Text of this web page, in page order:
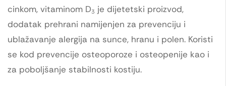
cinkom, vitaminom D3 je dijetetski proizvod,
dodatak prehrani namijenjen za prevenciju i
ublažavanje alergija na sunce, hranu i polen. Koristi
se kod prevencije osteoporoze i osteopenije kao i
za poboljšanje stabilnosti kostiju.